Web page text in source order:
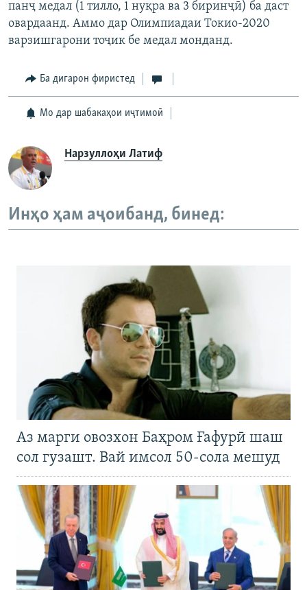
панҷ медал (1 тилло, 1 нуқра ва 3 биринҷӣ) ба даст
овардаанд. Аммо дар Олимпиадаи Токио-2020
варзишгарони тоҷик бе медал монданд.
Ба дигарон фиристед
Мо дар шабакаҳои иҷтимоӣ
Нарзуллоҳи Латиф
Инҳо ҳам аҷоибанд, бинед:
Аз марги овозхон Баҳром Ғафурӣ шаш
сол гузашт. Вай имсол 50-сола мешуд